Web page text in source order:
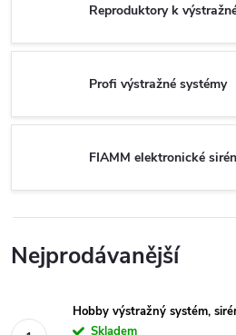
Reproduktory k
Profi výstražné systémy
FIAMM elektronické
Nejprodávanější
Hobby výstražný systém,
Skladem